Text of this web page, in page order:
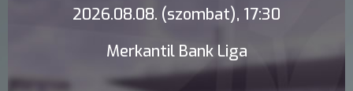
2026.08.08. (szombat), 17:30
Merkantil Bank Liga